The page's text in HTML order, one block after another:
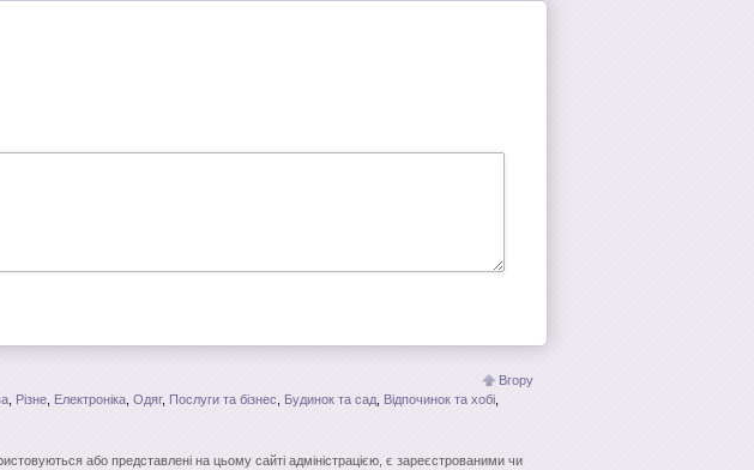
Вгору
Різне Електроніка Одяг, Послуги та бізнес Будинок та сад Відпочинок та хобі
або представлені на цьому сайті адміністрацією, є зареєстрованими чи